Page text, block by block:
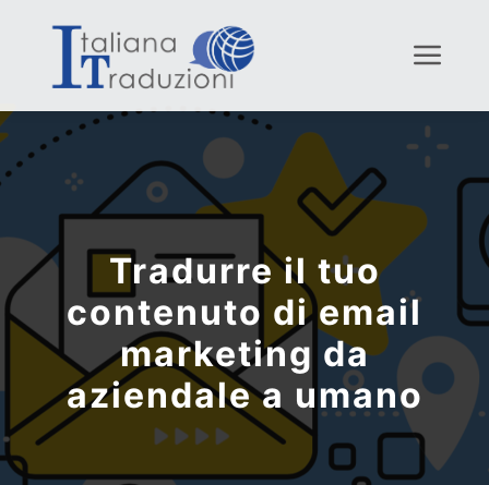
Tradurre il tuo
contenuto di email
marketing da
aziendale a umano